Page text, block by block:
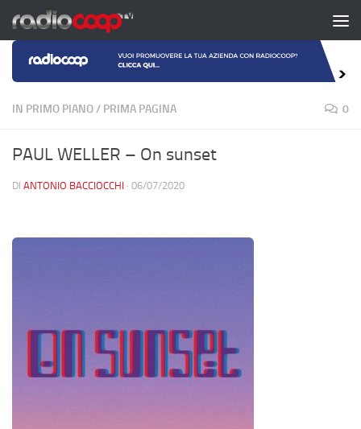
Salta al contenuto
IN PRIMO PIANO/ PRIMA PAGINA 0
PAUL WELLER – On sunset
DI ANTONIO BACCIOCCHI · 06/07/2020